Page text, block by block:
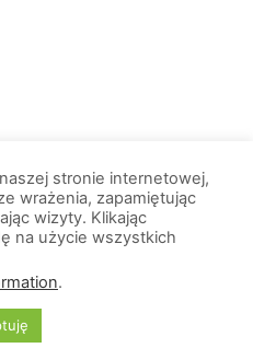
Wszelkie prawa zastrzeżone. |
prywatności
stronie internetowej,
wrażenia, zapamiętując
wizyty. Klikając
na użycie wszystkich
.